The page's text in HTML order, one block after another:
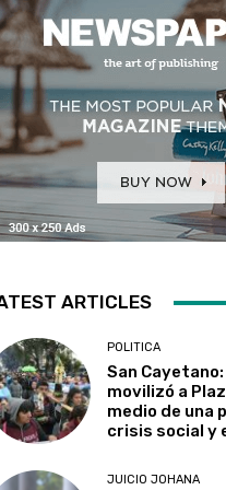
ARTICLES
POLITICA
San
movilizó a
medio de una
crisis social y
JUICIO JOHANA